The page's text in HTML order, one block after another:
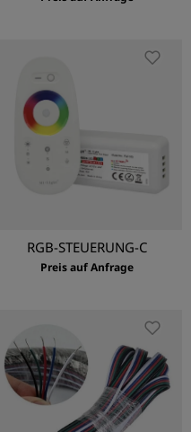
RGB-STEUERUNG-C
Preis auf Anfrage